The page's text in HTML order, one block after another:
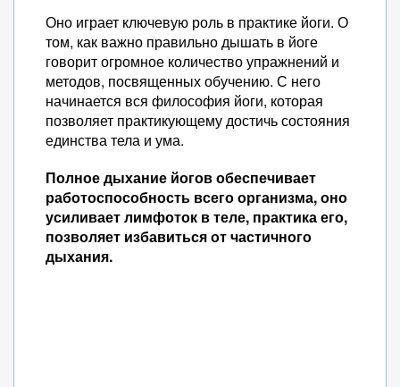
Оно играет ключевую роль в практике йоги. О
том, как важно правильно дышать в йоге
говорит огромное количество упражнений и
методов, посвященных обучению. С него
начинается вся философия йоги, которая
позволяет практикующему достичь состояния
единства тела и ума.
Полное дыхание йогов обеспечивает
работоспособность всего организма, оно
усиливает лимфоток в теле, практика его,
позволяет избавиться от частичного
дыхания.